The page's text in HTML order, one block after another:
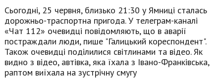
Сьогодні, 25 червня, близько 21:30 у Ямниці сталась
дорожньо-траспортна пригода. У телеграм-каналі
«Чат 112» очевидці повідомляють, що в аварії
постраждали люди, пише "Галицький кореспондент".
Також очевидці поділилися світлинами та відео. Як
видно з відео, автівка, яка їхала з Івано-Франківська,
раптом виїхала на зустрічну смугу